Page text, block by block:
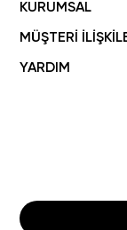
KURUMSAL
MÜŞTERİ
YARDIM